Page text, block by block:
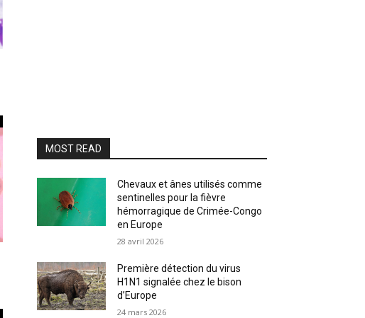
MOST READ
Chevaux et ânes utilisés comme
sentinelles pour la fièvre
hémorragique de Crimée-Congo
en Europe
28 avril 2026
Première détection du virus
H1N1 signalée chez le bison
d’Europe
24 mars 2026